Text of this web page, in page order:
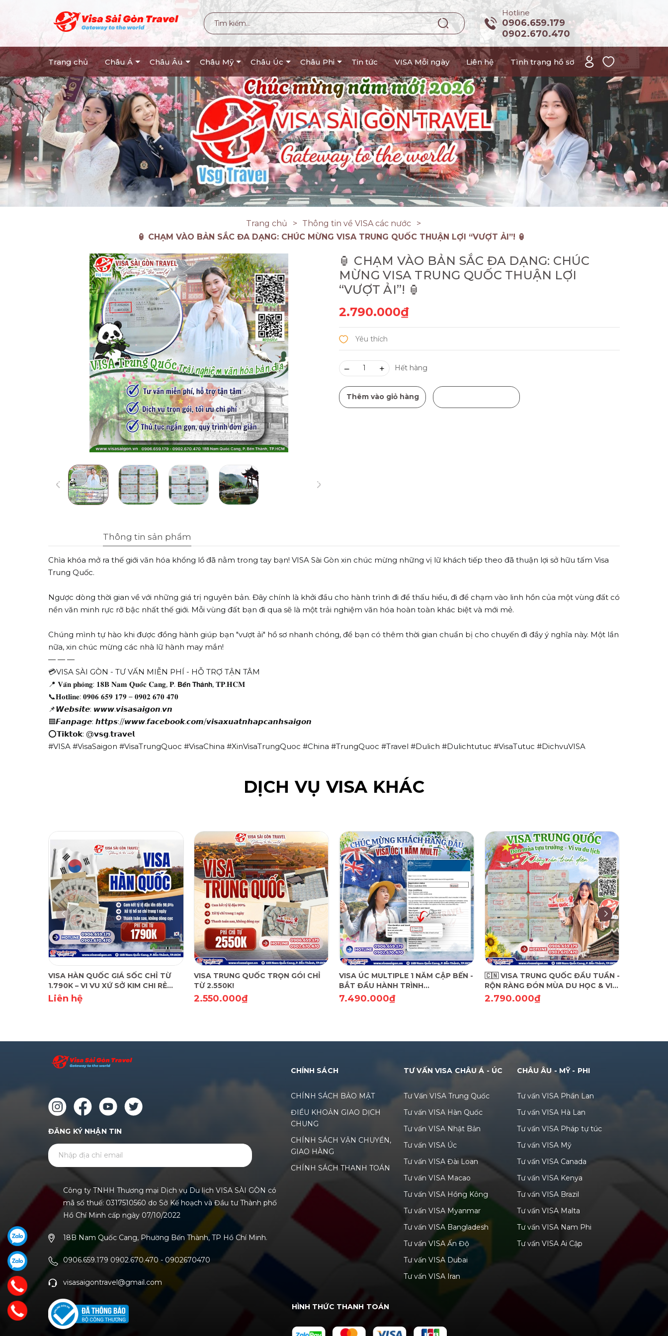
Hotline
0906.659.179
0902.670.470
Trang chủ Châu Á Châu Âu Châu Mỹ Châu Úc Châu Phi Tin tức VISA Mỗi ngày Liên hệ Tình trạng hồ sơ
Trang chủ
Thông tin về VISA các nước
🏮 CHẠM VÀO BẢN SẮC ĐA DẠNG: CHÚC MỪNG VISA TRUNG QUỐC THUẬN LỢI “VƯỢT ẢI”! 🏮
🏮 CHẠM VÀO BẢN SẮC ĐA DẠNG: CHÚC
MỪNG VISA TRUNG QUỐC THUẬN LỢI
“VƯỢT ẢI”! 🏮
2.790.000₫
– + Hết hàng
Thêm vào giỏ hàng
Thông tin sản phẩm
Chìa khóa mở ra thế giới văn hóa khổng lồ đã nằm trong tay bạn! VISA Sài Gòn xin chúc mừng những vị lữ khách tiếp theo đã thuận lợi sở hữu tấm Visa
Trung Quốc.
Ngược dòng thời gian về với những giá trị nguyên bản. Đây chính là khởi đầu cho hành trình đi để thấu hiểu, đi để chạm vào linh hồn của một vùng đất có
nền văn minh rực rỡ bậc nhất thế giới. Mỗi vùng đất bạn đi qua sẽ là một trải nghiệm văn hóa hoàn toàn khác biệt và mới mẻ.
Chúng mình tự hào khi được đồng hành giúp bạn "vượt ải" hồ sơ nhanh chóng, để bạn có thêm thời gian chuẩn bị cho chuyến đi đầy ý nghĩa này. Một lần
nữa, xin chúc mừng các nhà lữ hành may mắn!
— — —
💳VISA SÀI GÒN - TƯ VẤN MIỄN PHÍ - HỖ TRỢ TẬN TÂM
📍 𝐕𝐚̆𝐧 𝐩𝐡𝐨̀𝐧𝐠: 𝟏𝟖𝐁 𝐍𝐚𝐦 𝐐𝐮𝐨̂́𝐜 𝐂𝐚𝐧𝐠, 𝐏. 𝗕𝗲̂́𝗻 𝗧𝗵𝗮̀𝗻𝗵, 𝐓𝐏.𝐇𝐂𝐌
📞𝐇𝐨𝐭𝐥𝐢𝐧𝐞: 𝟎𝟗𝟎𝟔 𝟔𝟓𝟗 𝟏𝟕𝟗 – 𝟎𝟗𝟎𝟐 𝟔𝟕𝟎 𝟒𝟕𝟎
📌𝙒𝙚𝙗𝙨𝙞𝙩𝙚: 𝙬𝙬𝙬.𝙫𝙞𝙨𝙖𝙨𝙖𝙞𝙜𝙤𝙣.𝙫𝙣
🟦𝙁𝙖𝙣𝙥𝙖𝙜𝙚: 𝙝𝙩𝙩𝙥𝙨://𝙬𝙬𝙬.𝙛𝙖𝙘𝙚𝙗𝙤𝙤𝙠.𝙘𝙤𝙢/𝙫𝙞𝙨𝙖𝙭𝙪𝙖𝙩𝙣𝙝𝙖𝙥𝙘𝙖𝙣𝙝𝙨𝙖𝙞𝙜𝙤𝙣
⭕𝗧𝗶𝗸𝘁𝗼𝗸: @𝘃𝘀𝗴.𝘁𝗿𝗮𝘃𝗲𝗹
#VISA #VisaSaigon #VisaTrungQuoc #VisaChina #XinVisaTrungQuoc #China #TrungQuoc #Travel #Dulich #Dulichtutuc #VisaTutuc #DichvuVISA
DỊCH VỤ VISA KHÁC
VISA HÀN QUỐC GIÁ SỐC CHỈ TỪ
1.790K – VI VU XỨ SỞ KIM CHI RẺ
CHƯA TỪNG THẤY!
Liên hệ
VISA TRUNG QUỐC TRỌN GÓI CHỈ
TỪ 2.550K!
2.550.000₫
VISA ÚC MULTIPLE 1 NĂM CẬP BẾN -
BẮT ĐẦU HÀNH TRÌNH
"FREESTYLE"!
7.490.000₫
🇨🇳 VISA TRUNG QUỐC ĐẦU TUẦN -
RỘN RÀNG ĐÓN MÙA DU HỌC & VI
VU DU LỊCH! 🇨🇳
2.790.000₫
ĐĂNG KÝ NHẬN TIN
Công ty TNHH Thương mại Dịch vụ Du lịch VISA SÀI GÒN có
mã số thuế: 0317510560 do Sở Kế hoạch và Đầu tư Thành phố
Hồ Chí Minh cấp ngày 07/10/2022
18B Nam Quốc Cang, Phường Bến Thành, TP Hồ Chí Minh.
0906.659.179 0902.670.470- 0902670470
visasaigontravel@gmail.com
CHÍNH SÁCH
CHÍNH SÁCH BẢO MẬT
ĐIỀU KHOẢN GIAO DỊCH
CHUNG
CHÍNH SÁCH VẬN CHUYỂN,
GIAO HÀNG
CHÍNH SÁCH THANH TOÁN
TƯ VẤN VISA CHÂU Á - ÚC
Tư Vấn VISA Trung Quốc
Tư vấn VISA Hàn Quốc
Tư vấn VISA Nhật Bản
Tư vấn VISA Úc
Tư vấn VISA Đài Loan
Tư vấn VISA Macao
Tư vấn VISA Hồng Kông
Tư vấn VISA Myanmar
Tư vấn VISA Bangladesh
Tư vấn VISA Ấn Độ
Tư vấn VISA Dubai
Tư vấn VISA Iran
CHÂU ÂU - MỸ - PHI
Tư vấn VISA Phần Lan
Tư vấn VISA Hà Lan
Tư vấn VISA Pháp tự túc
Tư vấn VISA Mỹ
Tư vấn VISA Canada
Tư vấn VISA Kenya
Tư vấn VISA Brazil
Tư vấn VISA Malta
Tư vấn VISA Nam Phi
Tư vấn VISA Ai Cập
HÌNH THỨC THANH TOÁN